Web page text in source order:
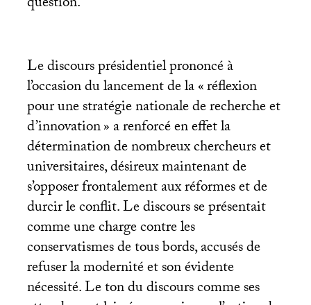
Le discours présidentiel prononcé à
l’occasion du lancement de la «réflexion
pour une stratégie nationale de recherche et
d’innovation» a renforcé en effet la
détermination de nombreux chercheurs et
universitaires, désireux maintenant de
s’opposer frontalement aux réformes et de
durcir le conflit. Le discours se présentait
comme une charge contre les
conservatismes de tous bords, accusés de
refuser la modernité et son évidente
nécessité. Le ton du discours comme ses